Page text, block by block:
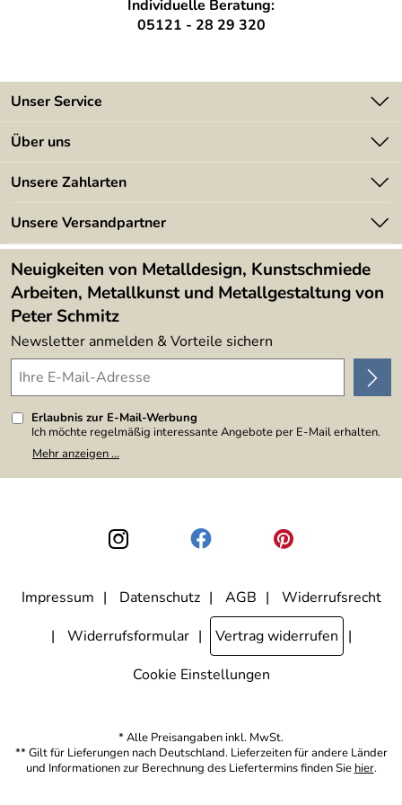
Balkone / Galerien oder
Schräg mit Modellglas für
Individuelle Beratung:
05121 - 28 29 320
Unser Service
Kontakt
Kundeninformationen
Newsletter
Lieferbedingungen
Über uns
Angebote
Kundenbewertungen (394)
4,9/5
Unsere Zahlarten
Unsere Versandpartner
Neuigkeiten von Metalldesign, Kunstschmiede
Arbeiten, Metallkunst und Metallgestaltung von
Peter Schmitz
Newsletter anmelden & Vorteile sichern
Erlaubnis zur E-Mail-Werbung
Ich möchte regelmäßig interessante Angebote per E-Mail erhalten.
Meine E-Mail-Adresse wird nicht an andere Unternehmen
weitergegeben. Zu statistischen Zwecken wird in anonymer Form
den Link "Abmelden" am Ende des Newsletters anklicke. Die
Datenschutzerklärung
habe ich zur Kenntnis genommen.
Mehr anzeigen ...
Impressum Datenschutz AGB
Widerrufsrecht
Widerrufsformular
Vertrag widerrufen
Cookie Einstellungen
* Alle Preisangaben inkl. MwSt.
** Gilt für Lieferungen nach Deutschland. Lieferzeiten für andere Länder
und Informationen zur Berechnung des Liefertermins finden Sie hier.